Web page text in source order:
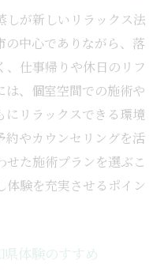
心利用の基本ポイン
で確認したい安全対
宅で始める注意点と
蒸しの正しい利用法
よもぎ蒸しサロンの
しむための準備と流
しが新しいリラックス法
の中心でありながら、落
、仕事帰りや休日のリフ
は、個室空間での施術や
にリラックスできる環境
約やカウンセリングを活
た施術プランを選ぶこ
体験を充実させるポイン
体験のすすめ